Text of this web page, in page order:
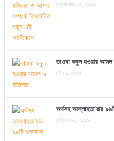
সেপ্টেম্বর ০৭, ২০১৯
তাওবা কবুল হওয়ার
মে ১৬, ২০১৯
অর্থসহ আল্লাহতা’য়ার
এপ্রিল ২২, ২০১৯